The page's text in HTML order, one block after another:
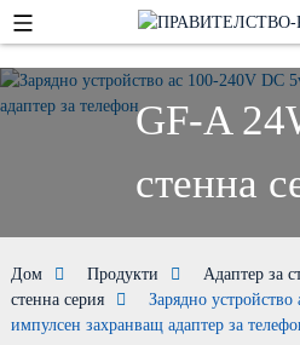
GF-A
стенна
Дом Продукти Адаптер за
стенна серия
Зарядно
импулсен захранващ адаптер за